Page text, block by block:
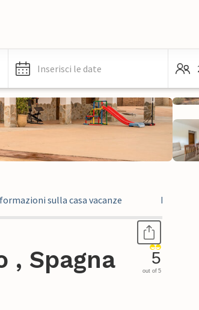
Inserisci le date
sulla casa vacanze Recensioni
, Spagna 5
out of 5